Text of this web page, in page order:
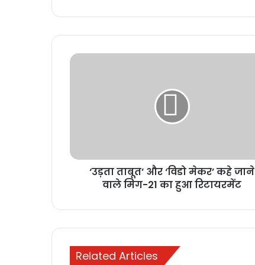
‘उड़ता ताबूत’ और ‘विडो मेकर’ कहे जाने
वाले मिग-21 का हुआ रिटायरमेंट
Related Articles